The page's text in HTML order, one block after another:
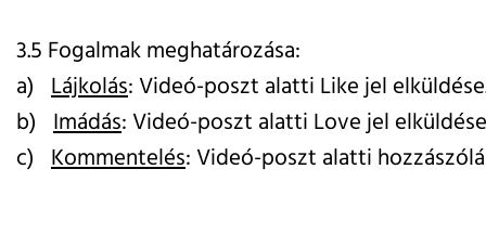
3.5 Fogalmak meghatározása:
a) Lájkolás: Videó-poszt alatti Like jel
b) Imádás: Videó-poszt alatti Love jel
c) Kommentelés: Videó-poszt alatti